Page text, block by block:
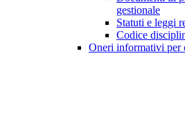
gestionale
Statuti e leggi
Codice
Oneri informativi per